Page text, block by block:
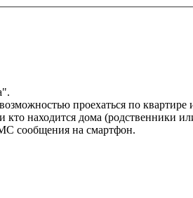
проехаться по
находится дома (родственники
сообщения на смартфон.